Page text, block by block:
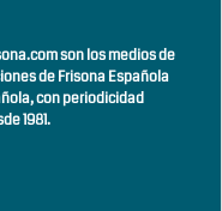
son los medios de
de Frisona Española
conperiodicidad
1981.